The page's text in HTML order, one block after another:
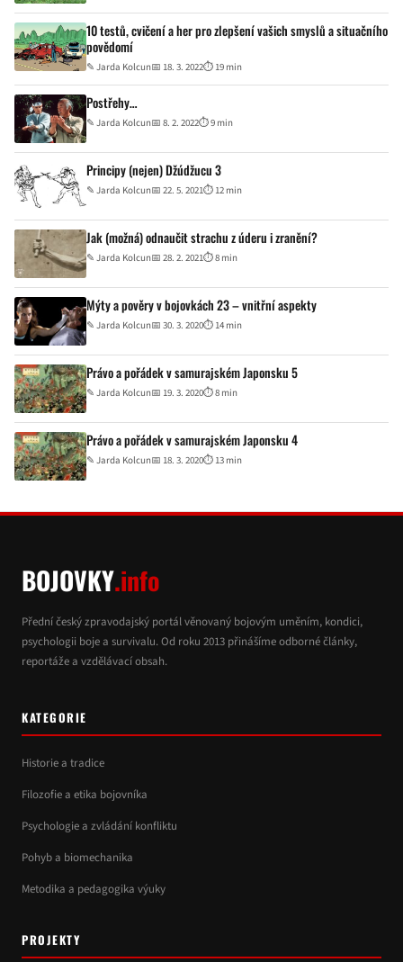
10 testů, cvičení a her pro zlepšení vašich smyslů a situačního
povědomí
✎ Jarda Kolcun📅 18. 3. 2022⏱ 19 min
Postřehy…
✎ Jarda Kolcun📅 8. 2. 2022⏱ 9 min
Principy (nejen) Džúdžucu 3
✎ Jarda Kolcun📅 22. 5. 2021⏱ 12 min
Jak (možná) odnaučit strachu z úderu i zranění?
✎ Jarda Kolcun📅 28. 2. 2021⏱ 8 min
Mýty a pověry v bojovkách 23 – vnitřní aspekty
✎ Jarda Kolcun📅 30. 3. 2020⏱ 14 min
Právo a pořádek v samurajském Japonsku 5
✎ Jarda Kolcun📅 19. 3. 2020⏱ 8 min
Právo a pořádek v samurajském Japonsku 4
✎ Jarda Kolcun📅 18. 3. 2020⏱ 13 min
BOJOVKY.info
Přední český zpravodajský portál věnovaný bojovým uměním, kondici,
psychologii boje a survivalu. Od roku 2013 přinášíme odborné články,
reportáže a vzdělávací obsah.
KATEGORIE
Historie a tradice
Filozofie a etika bojovníka
Psychologie a zvládání konfliktu
Pohyb a biomechanika
Metodika a pedagogika výuky
PROJEKTY